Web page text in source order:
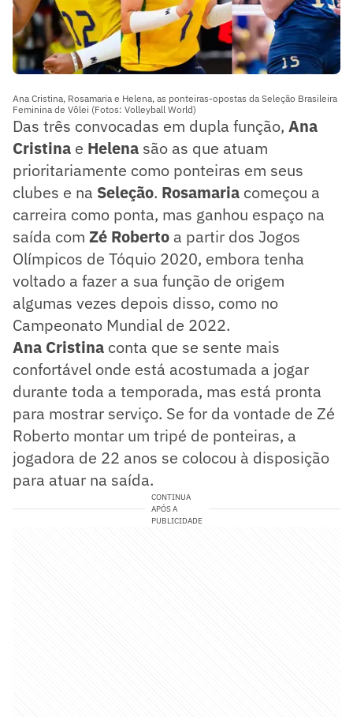
Ana Cristina, Rosamaria e Helena, as ponteiras-opostas da Seleção Brasileira
Feminina de Vôlei (Fotos: Volleyball World)
Das três convocadas em dupla função, Ana
Cristina e Helena são as que atuam
prioritariamente como ponteiras em seus
clubes e na Seleção. Rosamaria começou a
carreira como ponta, mas ganhou espaço na
saída com Zé Roberto a partir dos Jogos
Olímpicos de Tóquio 2020, embora tenha
voltado a fazer a sua função de origem
algumas vezes depois disso, como no
Campeonato Mundial de 2022.
Ana Cristina conta que se sente mais
confortável onde está acostumada a jogar
durante toda a temporada, mas está pronta
para mostrar serviço. Se for da vontade de Zé
Roberto montar um tripé de ponteiras, a
jogadora de 22 anos se colocou à disposição
para atuar na saída.
CONTINUA
APÓS A
PUBLICIDADE